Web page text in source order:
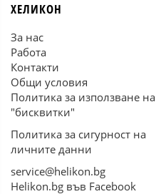
ХЕЛИКОН
За нас
Работа
Контакти
Общи условия
Политика за използване на
"бисквитки"
Политика за сигурност на
личните данни
service@helikon.bg
Helikon.bg във Facebook